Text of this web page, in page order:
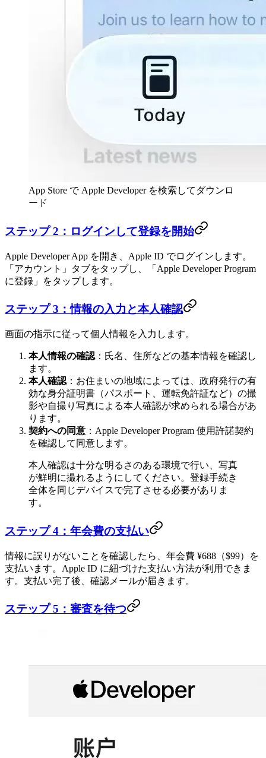
App Store で Apple Developer を検索してダウンロ
ード
ステップ 2：ログインして登録を開始
Apple Developer App を開き、Apple ID でログインします。
「アカウント」タブをタップし、「Apple Developer Program
に登録」をタップします。
ステップ 3：情報の入力と本人確認
画面の指示に従って個人情報を入力します。
本人情報の確認 ：氏名、住所などの基本情報を確認し
ます。
本人確認 ：お住まいの地域によっては、政府発行の有
効な身分証明書（パスポート、運転免許証など）の撮
影や自撮り写真による本人確認が求められる場合があ
ります。
契約への同意 ：Apple Developer Program 使用許諾契約
を確認して同意します。
本人確認は十分な明るさのある環境で行い、写真
が鮮明に撮れるようにしてください。登録手続き
全体を同じデバイスで完了させる必要がありま
す。
ステップ 4：年会費の支払い
情報に誤りがないことを確認したら、年会費 ¥688（$99）を
支払います。Apple ID に紐づけた支払い方法が利用できま
す。支払い完了後、確認メールが届きます。
ステップ 5：審査を待つ